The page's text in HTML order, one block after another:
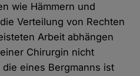
wie Hämmern und
Verteilung von Rechten
Arbeit abhängen
Chirurgin nicht
eines Bergmanns ist